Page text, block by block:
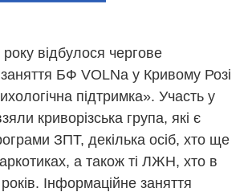
відбулося чергове
БФ VOLNa у Кривому Розі
підтримка». Участь у
криворізська група, які є
ЗПТ, декілька осіб, хто ще
а також ті ЛЖН, хто в
Інформаційне заняття